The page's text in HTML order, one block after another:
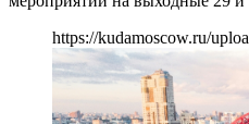
https://kudamoscow.ru/